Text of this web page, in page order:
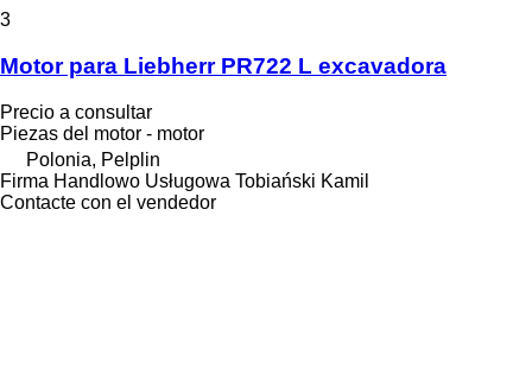
3
Motor para Liebherr PR722 L excavadora
Precio a consultar
Piezas del motor - motor
Polonia, Pelplin
Firma Handlowo Usługowa Tobiański Kamil
Contacte con el vendedor